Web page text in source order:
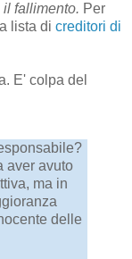
fallimento. Per
lista di creditori di
E' colpa del
aver avuto
ma in
delle